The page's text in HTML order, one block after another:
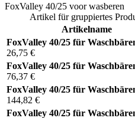
FoxValley 40/25 voor wasberen
Artikel für gruppiertes
Artikelname
FoxValley 40/25 für
26,75 €
FoxValley 40/25 für
76,37 €
FoxValley 40/25 für
144,82 €
FoxValley 40/25 für